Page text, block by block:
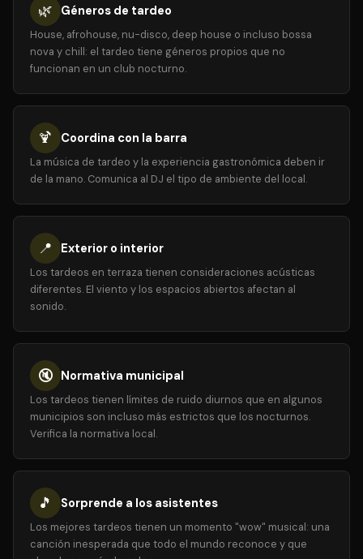
🌿 Géneros de tardeo
House, afrohouse, nu-disco, deep house o incluso bossa
nova y chill: el tardeo tiene géneros propios que no
funcionan en un club nocturno.
🍹 Coordina con la barra
La música de tardeo y la experiencia gastronómica deben ir
de la mano. Comunica al DJ el tipo de ambiente del local.
📍 Exterior o interior
Los tardeos en terraza tienen consideraciones acústicas
diferentes. El viento y los espacios abiertos afectan al
sonido.
🔇 Normativa municipal
Los tardeos tienen límites de ruido diurnos que en algunos
municipios son incluso más estrictos que los nocturnos.
Verifica la normativa local.
🎵 Sorprende a los asistentes
Los mejores tardeos tienen un momento "wow" musical: una
canción inesperada que todo el mundo reconoce y que